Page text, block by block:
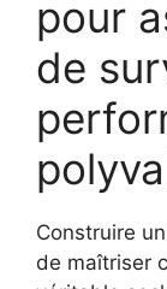
pour
de
Construire un
de maîtriser